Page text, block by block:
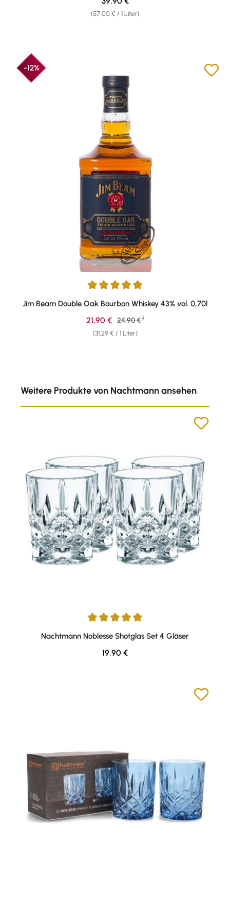
(57,00 € / 1 Liter)
-12%
Durchschnittliche Bewertung von 5 von 5 Sternen
Jim Beam Double Oak Bourbon Whiskey 43% vol. 0,70l
(31,29 € / 1 Liter)
Verkaufspreis:
21,90 € Regulärer Preis:
24,90 € 1
Weitere Produkte von Nachtmann ansehen
Durchschnittliche Bewertung von 5 von 5 Sternen
Nachtmann Noblesse Shotglas Set 4 Gläser
Regulärer Preis:
19,90 €